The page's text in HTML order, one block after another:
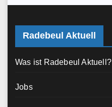
Radebeul Aktuell
Was ist Radebeul Aktuell?
Jobs